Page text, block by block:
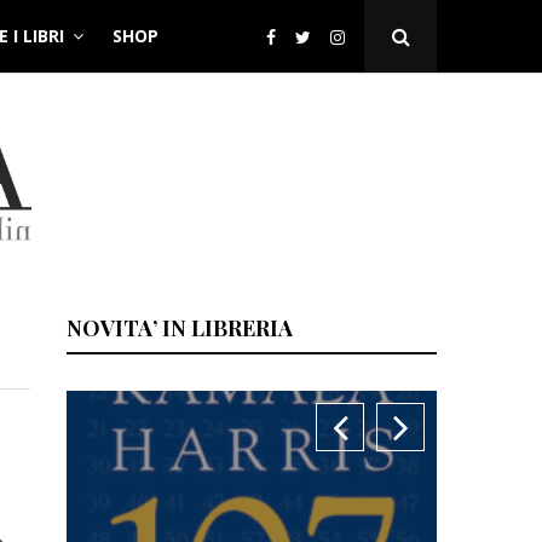
I LIBRI SHOP
Open
Search
NOVITA’ IN LIBRERIA